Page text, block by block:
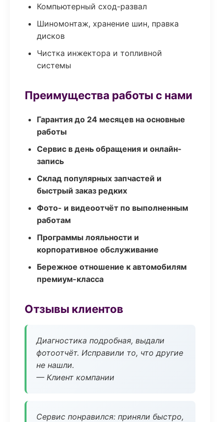
Компьютерный сход-развал
Шиномонтаж, хранение шин, правка
дисков
Чистка инжектора и топливной
системы
Преимущества работы с нами
Гарантия до 24 месяцев на основные
работы
Сервис в день обращения и онлайн-
запись
Склад популярных запчастей и
быстрый заказ редких
Фото- и видеоотчёт по выполненным
работам
Программы лояльности и
корпоративное обслуживание
Бережное отношение к автомобилям
премиум-класса
Отзывы клиентов
Диагностика подробная, выдали
фотоотчёт. Исправили то, что другие
не нашли.
— Клиент компании
Сервис понравился: приняли быстро,